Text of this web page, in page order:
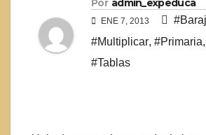
Por admin_expeduca
ENE 7, 2013
#Multiplicar, #Primaria,
#Tablas